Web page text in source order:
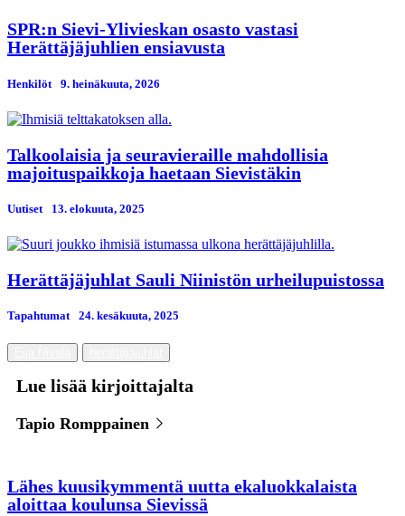
SPR:n Sievi-Ylivieskan osasto vastasi
Herättäjäjuhlien ensiavusta
Henkilöt 9. heinäkuuta, 2026
Talkoolaisia ja seuravieraille mahdollisia
majoituspaikkoja haetaan Sievistäkin
Uutiset 13. elokuuta, 2025
Herättäjäjuhlat Sauli Niinistön urheilupuistossa
Tapahtumat 24. kesäkuuta, 2025
Lue lisää kirjoittajalta
Tapio Romppainen
Lähes kuusikymmentä uutta ekaluokkalaista
aloittaa koulunsa Sievissä